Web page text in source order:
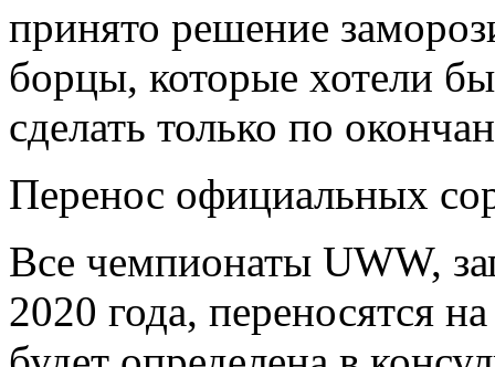
принято решение
борцы, которые хотели
сделать только по
Перенос официальных
Все чемпионаты UWW,
2020 года, переносятся